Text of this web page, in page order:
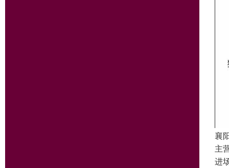
襄
主
进